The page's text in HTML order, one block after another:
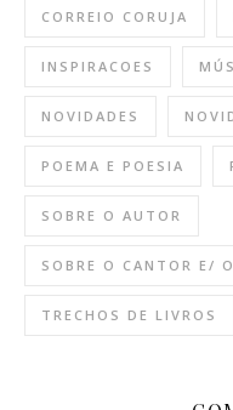
CORREIO CORUJA
INSPIRACOES
NOVIDADES
POEMA E POESIA
SOBRE O AUTOR
SOBRE O CANTOR E/
TRECHOS DE LIVROS